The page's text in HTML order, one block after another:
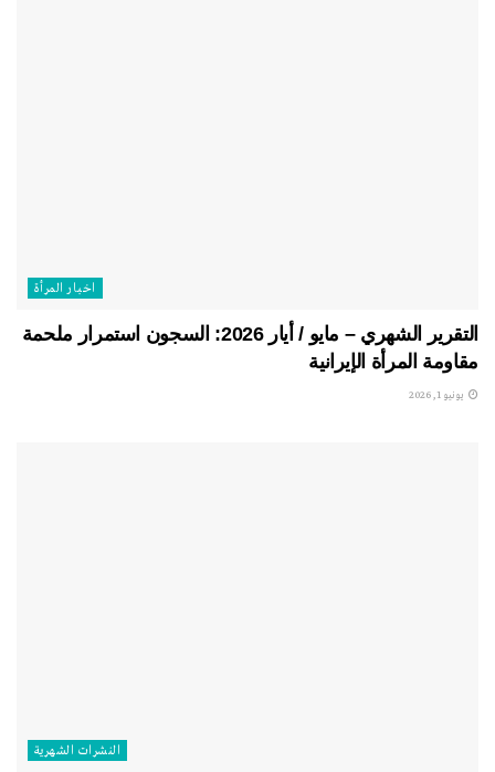
اخبار المرأة
التقرير الشهري – مايو / أيار 2026: السجون استمرار ملحمة
مقاومة المرأة الإيرانية
يونيو 1, 2026
النشرات الشهریة